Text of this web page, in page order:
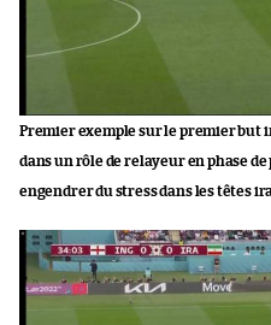
Premier exemple sur le premier but
dans un rôle de relayeur en phase de
engendrer du stress dans les têtes